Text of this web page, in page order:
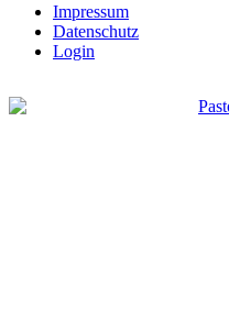
Impressum
Datenschutz
Login